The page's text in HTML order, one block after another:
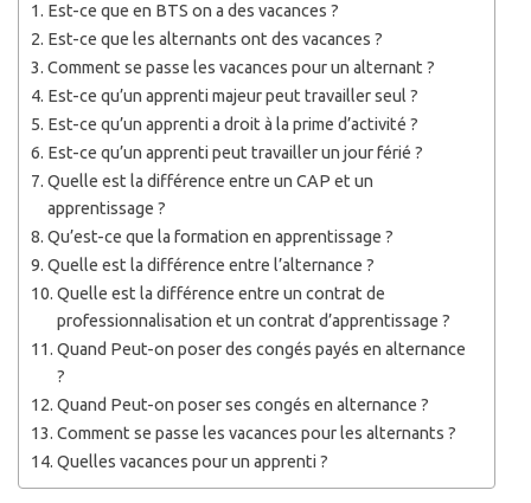
Est-ce que en BTS on a des vacances ?
Est-ce que les alternants ont des vacances ?
Comment se passe les vacances pour un alternant ?
Est-ce qu’un apprenti majeur peut travailler seul ?
Est-ce qu’un apprenti a droit à la prime d’activité ?
Est-ce qu’un apprenti peut travailler un jour férié ?
Quelle est la différence entre un CAP et un
apprentissage ?
Qu’est-ce que la formation en apprentissage ?
Quelle est la différence entre l’alternance ?
Quelle est la différence entre un contrat de
professionnalisation et un contrat d’apprentissage ?
Quand Peut-on poser des congés payés en alternance
?
Quand Peut-on poser ses congés en alternance ?
Comment se passe les vacances pour les alternants ?
Quelles vacances pour un apprenti ?